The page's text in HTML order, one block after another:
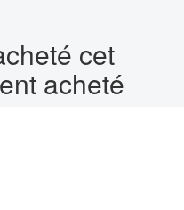
cet
acheté